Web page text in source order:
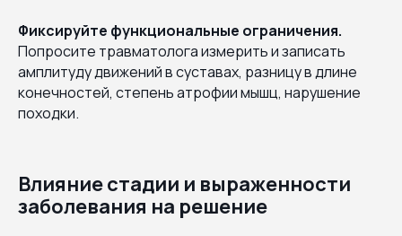
Фиксируйте функциональные ограничения.
Попросите травматолога измерить и записать
амплитуду движений в суставах, разницу в длине
конечностей, степень атрофии мышц, нарушение
походки.
Влияние стадии и выраженности
заболевания на решение